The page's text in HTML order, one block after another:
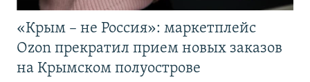
«Крым – не Россия»: маркетплейс
Ozon прекратил прием новых заказов
на Крымском полуострове